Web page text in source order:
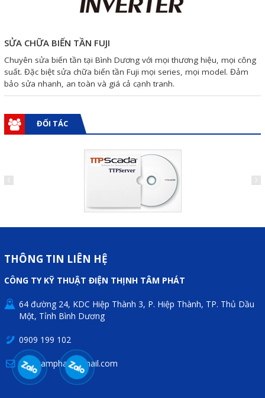
SỬA CHỮA BIẾN TẦN FUJI
Chuyên sửa biến tần tại Bình Dương với mọi thương hiệu, mọi công
suất. Đặc biệt sửa chữa biến tần Fuji mọi series, mọi model. Đảm
bảo sửa nhanh, an toàn và giá cả cạnh tranh.
ĐỐI TÁC
THÔNG TIN LIÊN HỆ
CÔNG TY KỸ THUẬT ĐIỆN THỊNH TÂM PHÁT
64 đường 24, KDC Hiệp Thành 3, P. Hiệp Thành, TP. Thủ Dầu
Một, Tỉnh Bình Dương
0909 199 102
thinhtamphat@gmail.com
Twitter
Gọi cho chúng tôi
Nhắn tin